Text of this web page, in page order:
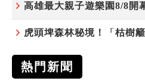
熱門新聞